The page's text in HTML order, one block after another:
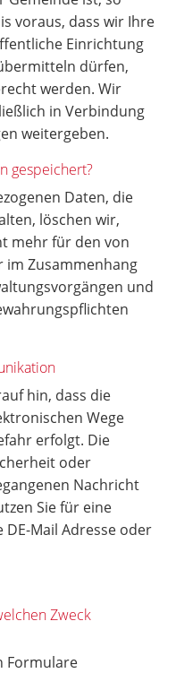
voraus, dass wir Ihre
Einrichtung
dürfen,
werden. Wir
in Verbindung
weitergeben.
gespeichert?
Daten, die
löschen wir,
mehr für den von
im Zusammenhang
und
hin, dass die
Wege
erfolgt. Die
oder
Nachricht
Sie für eine
Mail Adresse oder
Zweck
Formulare